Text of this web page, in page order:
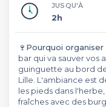
JUSQU'À
2h
🍷 Pourquoi
bar qui va sauver vos
guinguette au bord
Lille. L'ambiance est
les pieds dans
fraîches avec des